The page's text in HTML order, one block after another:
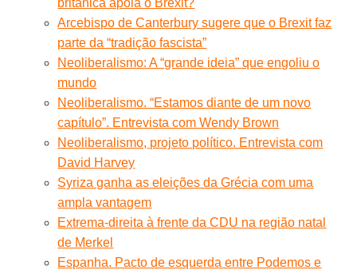
Arcebispo de Canterbury sugere que o Brexit faz
parte da “tradição fascista”
Neoliberalismo: A “grande ideia” que engoliu o
mundo
Neoliberalismo. “Estamos diante de um novo
capítulo”. Entrevista com Wendy Brown
Neoliberalismo, projeto político. Entrevista com
David Harvey
Syriza ganha as eleições da Grécia com uma
ampla vantagem
Extrema-direita à frente da CDU na região natal
de Merkel
Espanha. Pacto de esquerda entre Podemos e